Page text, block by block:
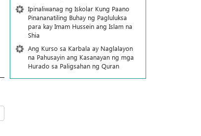
Ipinaliwanag ng Iskolar Kung Paano
Pinananatiling Buhay ng Pagluluksa
para kay Imam Hussein ang Islam na
Shia
Ang Kurso sa Karbala ay Naglalayon
na Pahusayin ang Kasanayan ng mga
Hurado sa Paligsahan ng Quran